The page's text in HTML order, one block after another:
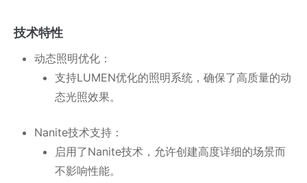
技术特性
动态照明优化：
支持LUMEN优化的照明系统，确保了高质量的动
态光照效果。
Nanite技术支持：
启用了Nanite技术，允许创建高度详细的场景而
不影响性能。